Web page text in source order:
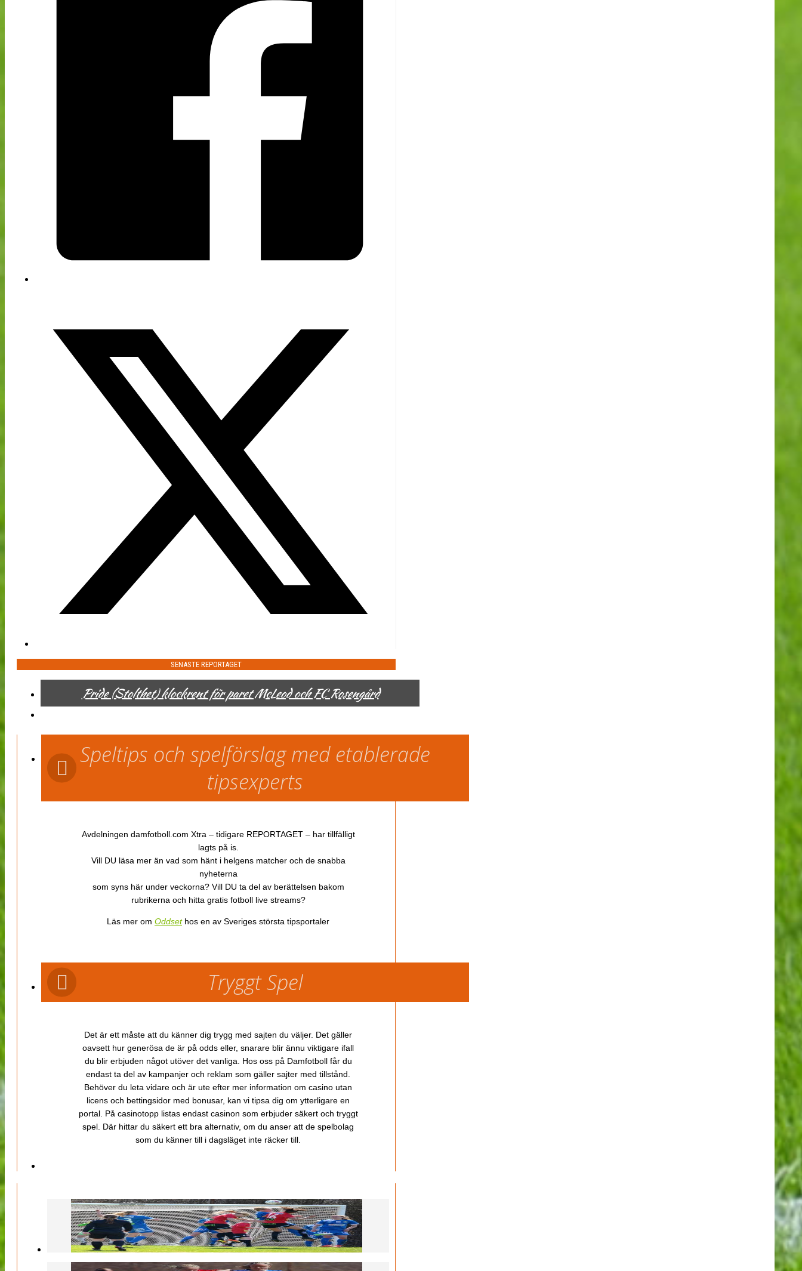
SENASTE REPORTAGET
Pride (Stolthet) klockrent för paret McLeod och FC Rosengård
Speltips och spelförslag med etablerade
tipsexperts
Avdelningen damfotboll.com Xtra – tidigare REPORTAGET – har tillfälligt
lagts på is.
Vill DU läsa mer än vad som hänt i helgens matcher och de snabba
nyheterna
som syns här under veckorna? Vill DU ta del av berättelsen bakom
rubrikerna och hitta gratis fotboll live streams?
Läs mer om Oddsethos en av Sveriges största tipsportaler
Tryggt Spel
Det är ett måste att du känner dig trygg med sajten du väljer. Det gäller
oavsett hur generösa de är på odds eller, snarare blir ännu viktigare ifall
du blir erbjuden något utöver det vanliga. Hos oss på Damfotboll får du
endast ta del av kampanjer och reklam som gäller sajter med tillstånd.
Behöver du leta vidare och är ute efter mer information om casino utan
licens och bettingsidor med bonusar, kan vi tipsa dig om ytterligare en
portal. På casinotopp listas endast casinon som erbjuder säkert och tryggt
spel. Där hittar du säkert ett bra alternativ, om du anser att de spelbolag
som du känner till i dagsläget inte räcker till.